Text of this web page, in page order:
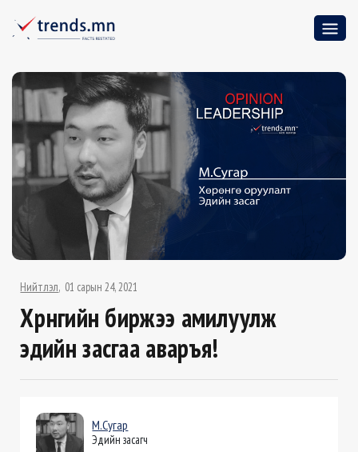
Нийтлэл 01 сарын 24, 2021
Хөрөнгийн биржээ амилуулж
эдийн засгаа аваръя!
М.Сугар
Эдийн засагч